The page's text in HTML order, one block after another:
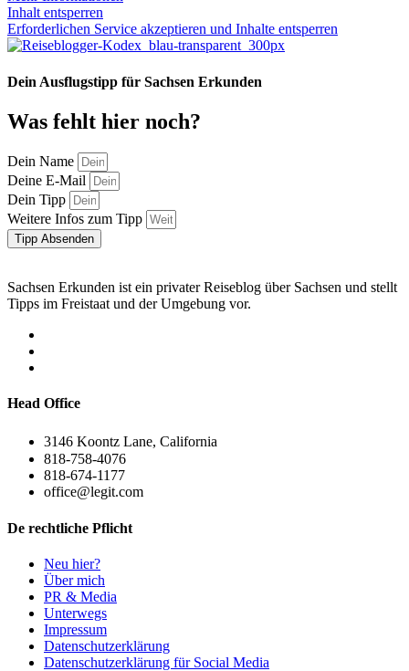
Inhalt entsperren
Erforderlichen Service akzeptieren und Inhalte entsperren
Dein Ausflugstipp für Sachsen Erkunden
Was fehlt hier noch?
Dein Name
Deine E-Mail
Dein Tipp
Weitere Infos zum Tipp
Tipp Absenden
Sachsen Erkunden ist ein privater Reiseblog über Sachsen und stellt
Tipps im Freistaat und der Umgebung vor.
Head Office
3146 Koontz Lane, California
818-758-4076
818-674-1177
office@legit.com
De rechtliche Pflicht
Neu hier?
Über mich
PR & Media
Unterwegs
Impressum
Datenschutzerklärung
Datenschutzerklärung für Social Media